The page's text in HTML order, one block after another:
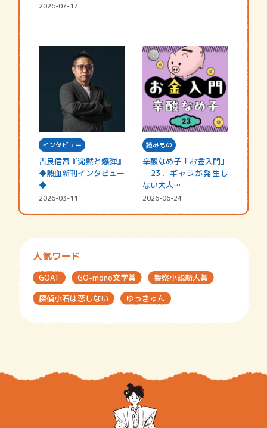
2026-07-17
インタビュー
吉良信吾『沈黙と爆弾』
◆熱血新刊インタビュー
◆
2026-03-11
読みもの
辛酸なめ子「お金入門」
23．ギャラが発生し
ない大人…
2026-06-24
人気ワード
GOAT GO-mono文学賞
警察小説新人賞
探偵小石は恋しない
ゆっきゅん